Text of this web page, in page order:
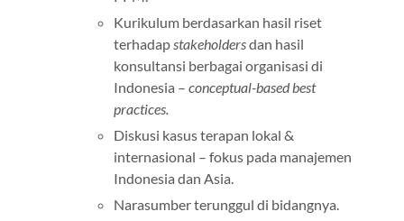
Kurikulum berdasarkan hasil riset
terhadapstakeholdersdan hasil
konsultansi berbagai organisasi di
Indonesia – conceptual-based best
practices.
Diskusi kasus terapan lokal &
internasional – fokus pada manajemen
Indonesia dan Asia.
Narasumber terunggul di bidangnya.